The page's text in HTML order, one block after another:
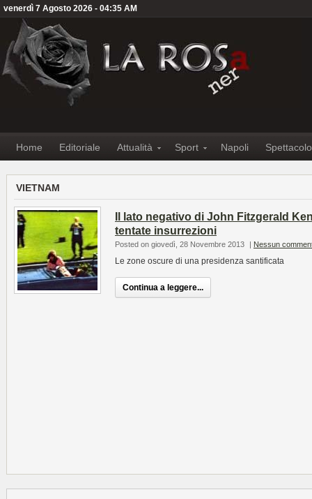
venerdì 7 Agosto 2026 - 04:35 AM
Home Editoriale Attualità Sport Napoli Spettacolo
VIETNAM
Il lato negativo di John Fitzgerald
tentate insurrezioni
Posted on giovedì, 28 Novembre 2013 | Nessun
Le zone oscure di una presidenza santificata
Continua a leggere...